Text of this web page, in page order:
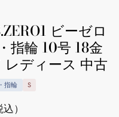
ビーゼロ
指輪 10号 18金
ディース 中古
指輪 S
込）